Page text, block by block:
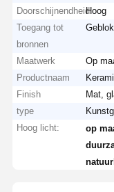
DoorschijnendheidHoog
Toegang tot
bronnen
Maatwerk
Op
Productnaam
Finish
Mat,
type
Hoog licht:
op